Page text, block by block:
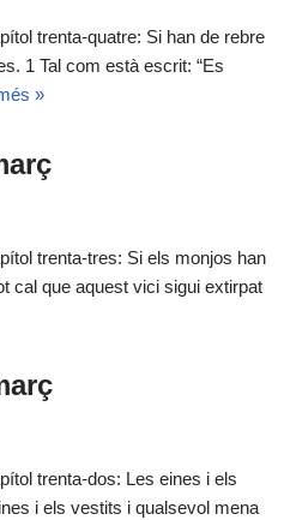
trenta-quatre: Si han de rebre
1 Tal com està escrit: “Es
»
trenta-tres: Si els monjos han
cal que aquest vici sigui extirpat
trenta-dos: Les eines i els
i els vestits i qualsevol mena